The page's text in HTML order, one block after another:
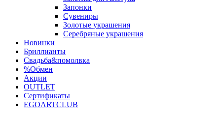
Запонки
Сувениры
Золотые украшения
Серебряные украшения
Новинки
Бриллианты
Свадьба&помолвка
%Обмен
Акции
OUTLET
Сертификаты
EGOARTCLUB